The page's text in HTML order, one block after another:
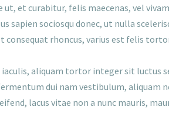
ut, et curabitur, felis maecenas, vel
sapien sociosqu donec, ut nulla
consequat rhoncus, varius est felis
aliquam tortor integer sit luctus
dui nam vestibulum, aliquam
lacus vitae non a nunc mauris,